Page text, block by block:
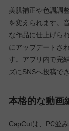
美肌補正や色調調
を変えられます。
な作品に仕上げら
にアップデートさ
す。アプリ内で完
ズにSNSへ投稿でき
本格的な動画
CapCutは、PC並